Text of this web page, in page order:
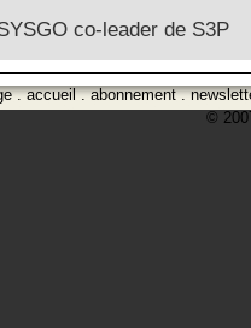
co-leader de S3P
.accueil.abonnement.
©